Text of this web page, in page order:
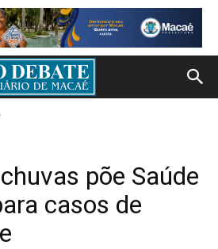
põe Saúde
casos de